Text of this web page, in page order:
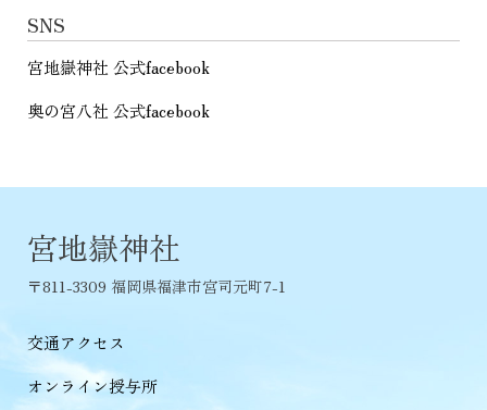
SNS
宮地嶽神社 公式facebook
奥の宮八社 公式facebook
宮地嶽神社
〒811-3309 福岡県福津市宮司元町7-1
交通アクセス
オンライン授与所